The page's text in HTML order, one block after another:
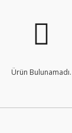
Ürün Bulunamadı.